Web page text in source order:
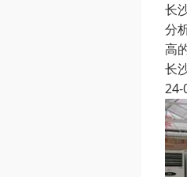
长
分
高
长
24-